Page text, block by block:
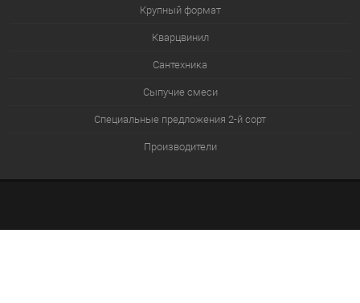
Крупный формат
Кварцвинил
Сантехника
Сыпучие смеси
Специальные предложения 2-й сорт
Производители